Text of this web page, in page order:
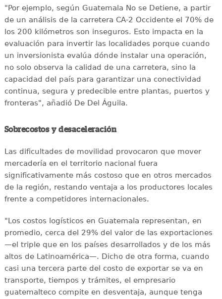
"Por ejemplo, según Guatemala No se Detiene, a partir
de un análisis de la carretera CA-2 Occidente el 70% de
los 200 kilómetros son inseguros. Esto impacta en la
evaluación para invertir las localidades porque cuando
un inversionista evalúa dónde instalar una operación,
no solo observa la calidad de una carretera, sino la
capacidad del país para garantizar una conectividad
continua, segura y predecible entre plantas, puertos y
fronteras", añadió De Del Águila.
Sobrecostos y desaceleración
Las dificultades de movilidad provocaron que mover
mercadería en el territorio nacional fuera
significativamente más costoso que en otros mercados
de la región, restando ventaja a los productores locales
frente a competidores internacionales.
"Los costos logísticos en Guatemala representan, en
promedio, cerca del 29% del valor de las exportaciones
—el triple que en los países desarrollados y de los más
altos de Latinoamérica—. Dicho de otra forma, cuando
casi una tercera parte del costo de exportar se va en
transporte, tiempos y trámites, el empresario
guatemalteco compite en desventaja, aunque tenga